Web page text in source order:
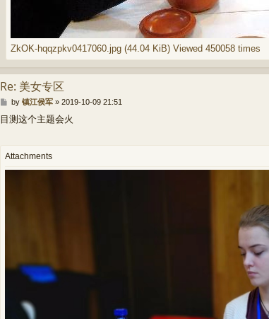
ZkOK-hqqzpkv0417060.jpg (44.04 KiB) Viewed 450058 times
Re: 美女专区
P
s
by 镇江侯军» 2019-10-09 21:51
目测这个主题会火
Attachments